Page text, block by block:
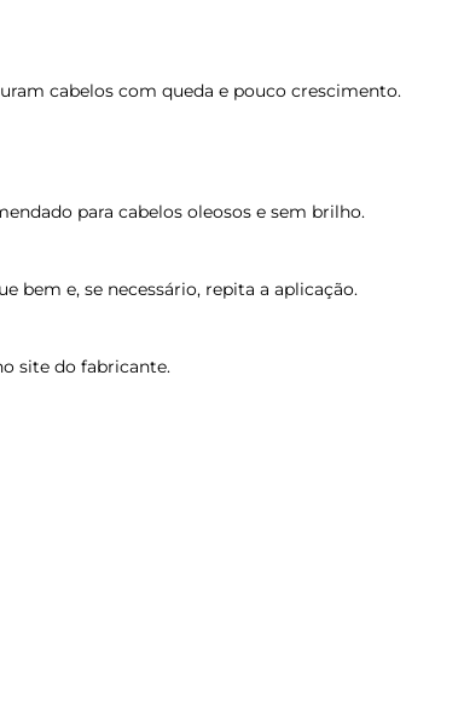
cabelos com queda e pouco crescimento.
para cabelos oleosos e sem brilho.
bem e, se necessário, repita a aplicação.
site do fabricante.